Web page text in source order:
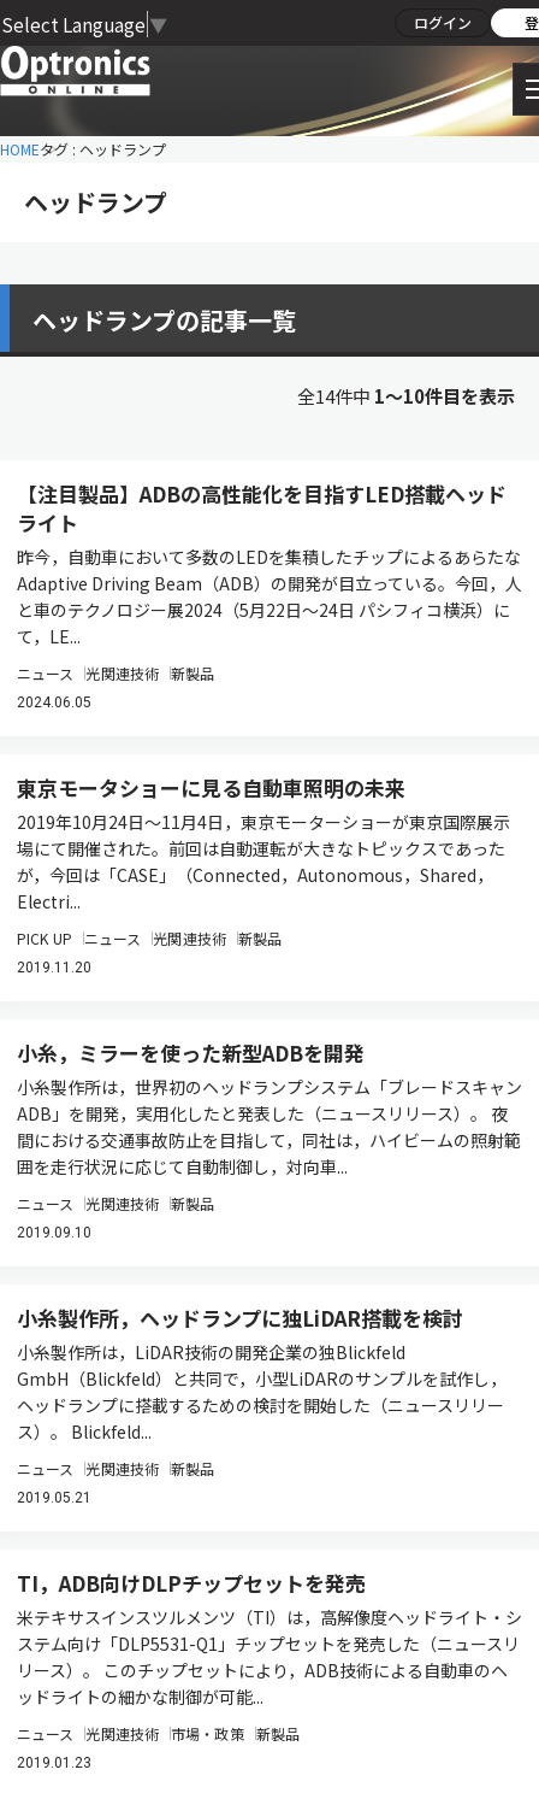
Select Language ▼ ログイン
HOMEタグ : ヘッドランプ
ヘッドランプ
ヘッドランプの記事一覧
全14件中 1〜10件目を表示
【注目製品】ADBの高性能化を目指すLED搭載ヘッド
ライト
昨今，自動車において多数のLEDを集積したチップによるあらたな
Adaptive Driving Beam（ADB）の開発が目立っている。今回，人
と車のテクノロジー展2024（5月22日～24日 パシフィコ横浜）に
て，LE...
ニュース 光関連技術 新製品
2024.06.05
東京モータショーに見る自動車照明の未来
2019年10月24日〜11月4日，東京モーターショーが東京国際展示
場にて開催された。前回は自動運転が大きなトピックスであった
が，今回は「CASE」（Connected，Autonomous，Shared，
Electri...
PICK UP ニュース 光関連技術 新製品
2019.11.20
小糸，ミラーを使った新型ADBを開発
小糸製作所は，世界初のヘッドランプシステム「ブレードスキャン
ADB」を開発，実用化したと発表した（ニュースリリース）。 夜
間における交通事故防止を目指して，同社は，ハイビームの照射範
囲を走行状況に応じて自動制御し，対向車...
ニュース 光関連技術 新製品
2019.09.10
小糸製作所，ヘッドランプに独LiDAR搭載を検討
小糸製作所は，LiDAR技術の開発企業の独Blickfeld
GmbH（Blickfeld）と共同で，小型LiDARのサンプルを試作し，
ヘッドランプに搭載するための検討を開始した（ニュースリリー
ス）。 Blickfeld...
ニュース 光関連技術 新製品
2019.05.21
TI，ADB向けDLPチップセットを発売
米テキサスインスツルメンツ（TI）は，高解像度ヘッドライト・シ
ステム向け「DLP5531-Q1」チップセットを発売した（ニュースリ
リース）。 このチップセットにより，ADB技術による自動車のヘ
ッドライトの細かな制御が可能...
ニュース 光関連技術 市場・政策 新製品
2019.01.23